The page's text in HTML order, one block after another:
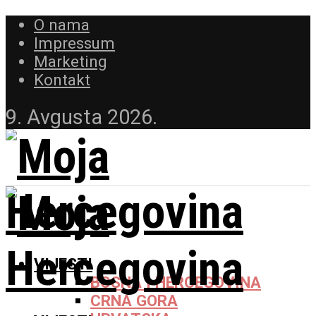
O nama
Impressum
Marketing
Kontakt
9. Avgusta 2026.
VIJESTI
BOSNA I HERCEGOVINA
CRNA GORA